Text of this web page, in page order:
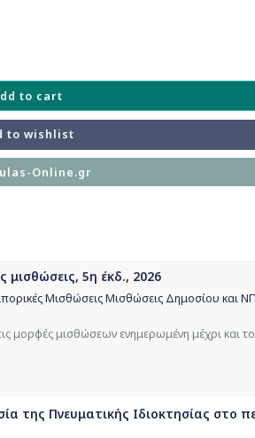
to cart
to wishlist
Online.gr
μισθώσεις, 5η έκδ., 2026
Μισθώσεις Μισθώσεις Δημοσίου και
μορφές μισθώσεων ενημερωμένη μέχρι και
της Πνευματικής Ιδιοκτησίας στο